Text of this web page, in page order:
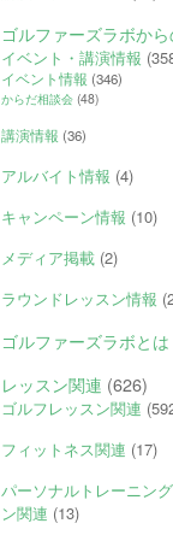
ゴルファーズラボか
イベント・講演情報
イベント情報 (346)
からだ相談会 (48)
講演情報 (36)
アルバイト情報 (4)
キャンペーン情報 (10)
メディア掲載 (2)
ラウンドレッスン情報
ゴルファーズラボとは
レッスン関連 (626)
ゴルフレッスン関連
フィットネス関連 (17)
パーソナルトレーニン
ン関連 (13)